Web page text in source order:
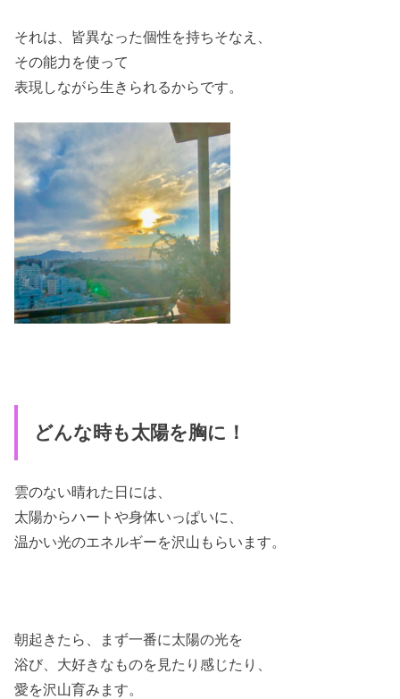
それは、皆異なった個性を持ちそなえ、
その能力を使って
表現しながら生きられるからです。
どんな時も太陽を胸に！
雲のない晴れた日には、
太陽からハートや身体いっぱいに、
温かい光のエネルギーを沢山もらいます。
朝起きたら、まず一番に太陽の光を
浴び、大好きなものを見たり感じたり、
愛を沢山育みます。